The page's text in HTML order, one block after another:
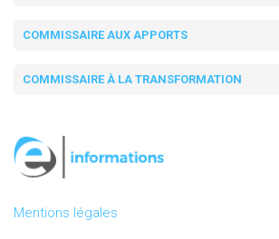
COMMISSAIRE AUX APPORTS
COMMISSAIRE À LA TRANSFORMATION
Mentions légales